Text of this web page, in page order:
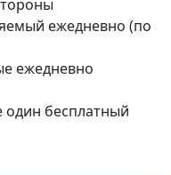
ежедневно (по
ежедневно
бесплатный